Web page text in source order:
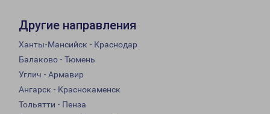
Другие направления
Ханты-Мансийск - Краснодар
Балаково - Тюмень
Углич - Армавир
Ангарск - Краснокаменск
Тольятти - Пенза